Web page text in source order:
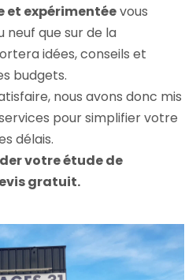
et expérimentée vous
neuf que sur de la
idées, conseils et
budgets.
nous avons donc mis
pour simplifier votre
délais.
votre étude de
gratuit.